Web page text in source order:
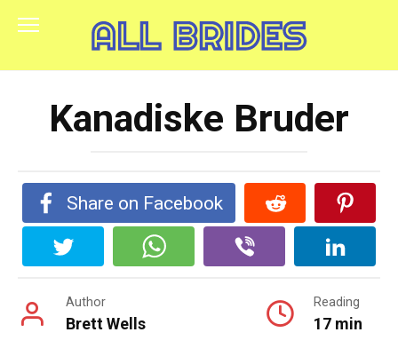
Kanadiske Bruder
Share on Facebook
Author
Brett Wells
Reading
17 min